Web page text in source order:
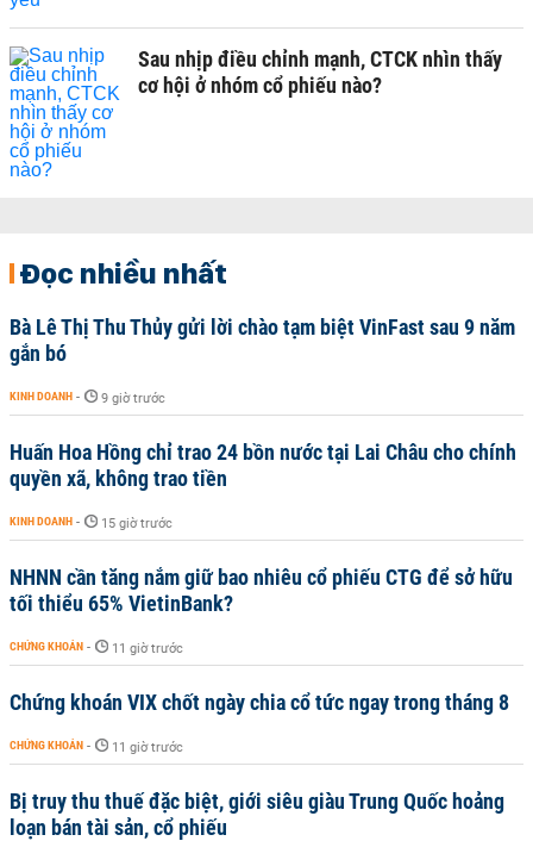
Sau nhịp điều chỉnh mạnh, CTCK nhìn thấy
cơ hội ở nhóm cổ phiếu nào?
Đọc nhiều nhất
Bà Lê Thị Thu Thủy gửi lời chào tạm biệt VinFast sau 9 năm
gắn bó
KINH DOANH - 9 giờ trước
Huấn Hoa Hồng chỉ trao 24 bồn nước tại Lai Châu cho chính
quyền xã, không trao tiền
KINH DOANH - 15 giờ trước
NHNN cần tăng nắm giữ bao nhiêu cổ phiếu CTG để sở hữu
tối thiểu 65% VietinBank?
CHỨNG KHOÁN - 11 giờ trước
Chứng khoán VIX chốt ngày chia cổ tức ngay trong tháng 8
CHỨNG KHOÁN - 11 giờ trước
Bị truy thu thuế đặc biệt, giới siêu giàu Trung Quốc hoảng
loạn bán tài sản, cổ phiếu